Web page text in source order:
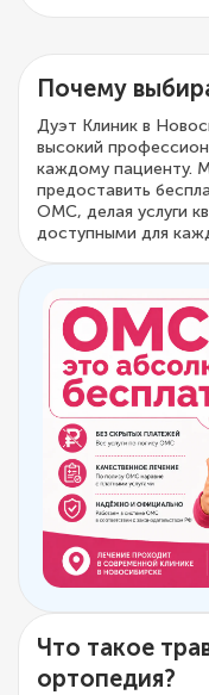
Почему
Дуэт Клиник в
высокий
каждому пациенту.
предоставить
ОМС, делая услуги
доступными для
Что такое
ортопедия?